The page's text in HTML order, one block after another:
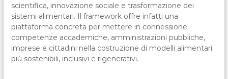
scientifica, innovazione sociale e trasformazione dei
sistemi alimentari. Il framework offre infatti una
piattaforma concreta per mettere in connessione
competenze accademiche, amministrazioni pubbliche,
imprese e cittadini nella costruzione di modelli alimentari
più sostenibili, inclusivi e rigenerativi.